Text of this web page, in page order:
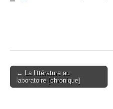
Post
navigation
← La littérature au
laboratoire [chronique]